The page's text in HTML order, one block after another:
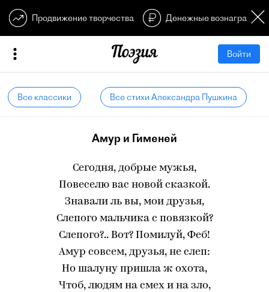
Продвижение творчества Денежные
Войти
Все классики Все стихи Александра Пушкина
Амур и Гименей
Сегодня, добрые мужья,
Повеселю вас новой сказкой.
Знавали ль вы, мои друзья,
Слепого мальчика с повязкой?
Слепого?.. Вот? Помилуй, Феб!
Амур совсем, друзья, не слеп:
Но шалуну пришла ж охота,
Чтоб, людям на смех и на зло,